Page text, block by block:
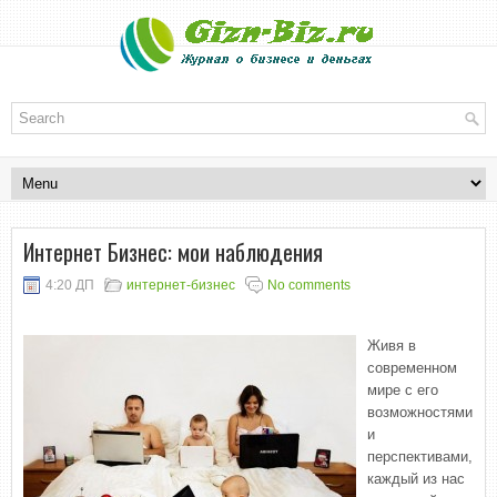
Интернет Бизнес: мои наблюдения
4:20 ДП интернет-бизнес No comments
Живя в
современном
мире с его
возможностями
и
перспективами,
каждый из нас